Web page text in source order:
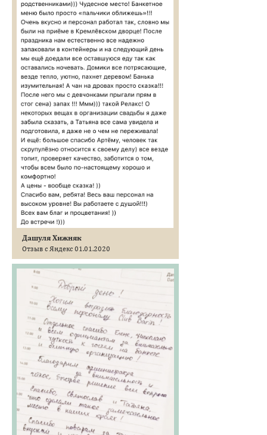
Дашуля Хижняк
Отзыв с Яндекс 01.01.2020